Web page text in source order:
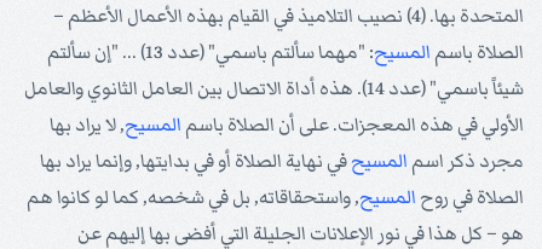
المتحدة بها. (4) نصيب التلاميذ في القيام بهذه الأعمال الأعظم –
الصلاة باسم المسيح
: "مهما سألتم باسمي" (عدد 13) ... "إن سألتم
شيئاً باسمي" (عدد 14). هذه أداة الاتصال بين العامل الثانوي والعامل
الأولي في هذه المعجزات. على أن الصلاة باسم المسيح, لا يراد بها
مجرد ذكر اسم المسيحفي نهاية الصلاة أو في بدايتها, وإنما يراد بها
الصلاة في روح المسيح, واستحقاقاته, بل في شخصه, كما لو كانوا هم
هو – كل هذا في نور الإعلانات الجليلة التي أفضى بها إليهم عن